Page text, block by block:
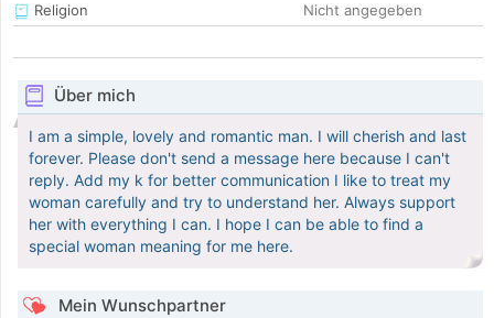
Religion
Nicht angegeben
Über mich
I am a simple, lovely and romantic man. I will cherish and last
forever. Please don't send a message here because I can't
reply. Add my k for better communication I like to treat my
woman carefully and try to understand her. Always support
her with everything I can. I hope I can be able to find a
special woman meaning for me here.
Mein Wunschpartner